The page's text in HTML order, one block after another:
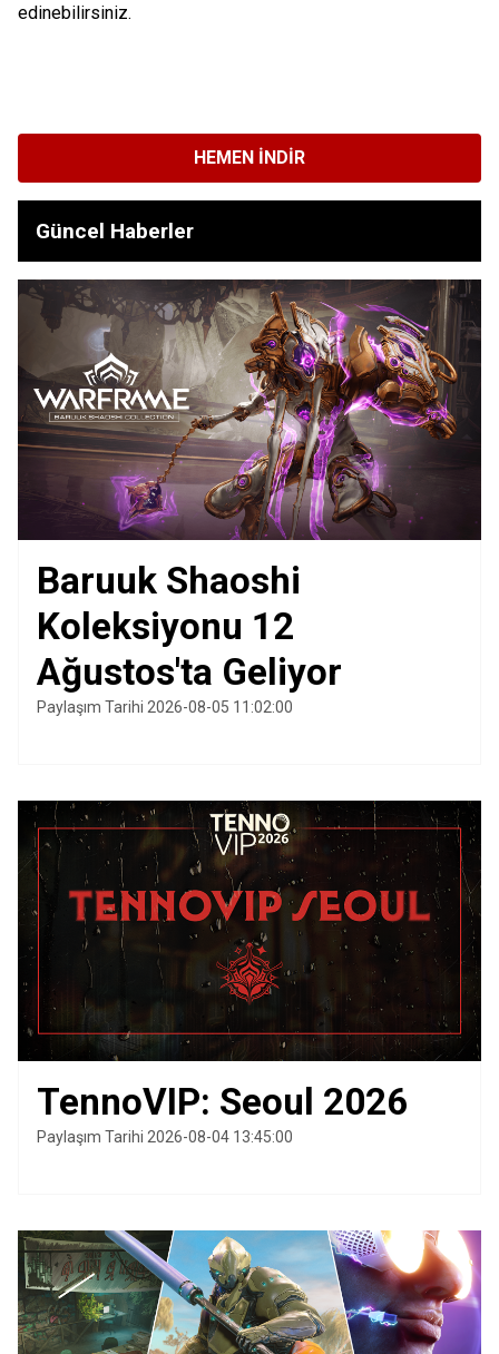
edinebilirsiniz.
HEMEN İNDIR
Güncel Haberler
Baruuk Shaoshi
Koleksiyonu 12
Ağustos'ta Geliyor
Paylaşım Tarihi 2026-08-05 11:02:00
TennoVIP: Seoul 2026
Paylaşım Tarihi 2026-08-04 13:45:00